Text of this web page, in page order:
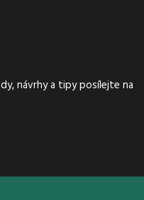
návrhy a tipy posílejte na